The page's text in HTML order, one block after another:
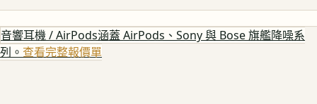
音響耳機 / AirPods涵蓋 AirPods、Sony 與 Bose 旗艦降噪系
列。 查看完整報價單